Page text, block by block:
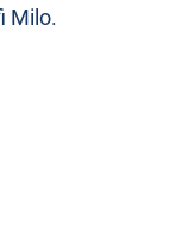
Milo.